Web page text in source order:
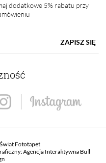
dodatkowe 5% rabatu przy
ZAPISZ SIĘ
Fototapet
Agencja Interaktywna Bull